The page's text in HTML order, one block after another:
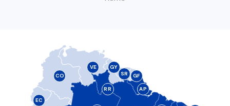
AP
RR
EC
CO
VE
GY
SR
GF